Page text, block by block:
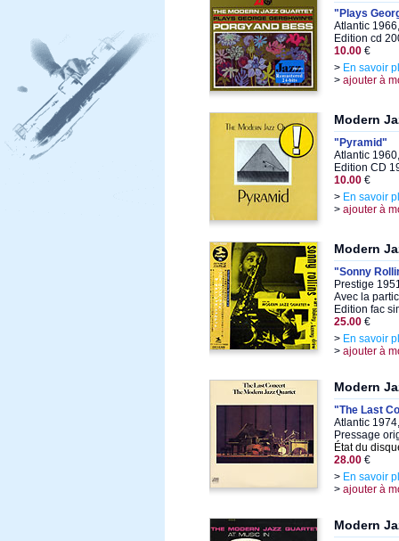
"Plays
Atlantic
Edition cd
10.00 €
> En savoir
> ajouter à
Modern
"Pyramid"
Atlantic
Edition CD
10.00 €
> En savoir
> ajouter à
Modern
"Sonny
Prestige
Avec la
Edition fac
25.00 €
> En savoir
> ajouter à
Modern
"The Last
Atlantic
Pressage
État du
28.00 €
> En savoir
> ajouter à
Modern